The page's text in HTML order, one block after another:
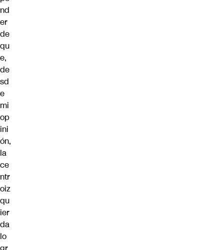
nd
er
de
qu
e,
de
sd
e
mi
op
ini
ón,
la
ce
ntr
oiz
qu
ier
da
lo